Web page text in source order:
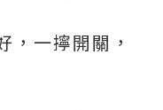
，一擰開關，